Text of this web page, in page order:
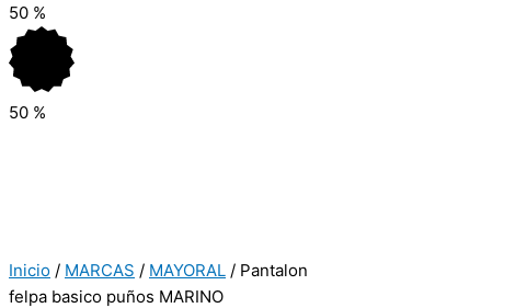
50 %
50 %
Inicio / MARCAS / MAYORAL / Pantalon
felpa basico puños MARINO